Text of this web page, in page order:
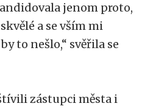
jenom proto,
a se vším mi
to nešlo,“ svěřila se
zástupci města i